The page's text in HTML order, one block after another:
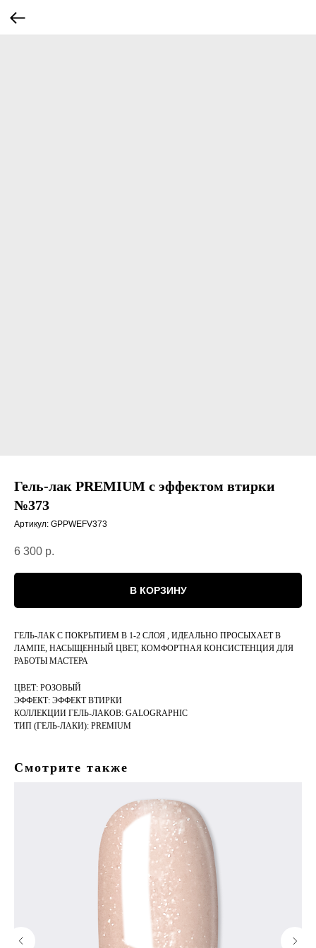
Гель-лак PREMIUM с эффектом втирки
№373
Артикул: GPPWEFV373
6 300 р.
В КОРЗИНУ
ГЕЛЬ-ЛАК С ПОКРЫТИЕМ В 1-2 СЛОЯ , ИДЕАЛЬНО ПРОСЫХАЕТ В
ЛАМПЕ, НАСЫЩЕННЫЙ ЦВЕТ, КОМФОРТНАЯ КОНСИСТЕНЦИЯ ДЛЯ
РАБОТЫ МАСТЕРА
ЦВЕТ: РОЗОВЫЙ
ЭФФЕКТ: ЭФФЕКТ ВТИРКИ
КОЛЛЕКЦИИ ГЕЛЬ-ЛАКОВ: GALOGRAPHIC
ТИП (ГЕЛЬ-ЛАКИ): PREMIUM
Смотрите также